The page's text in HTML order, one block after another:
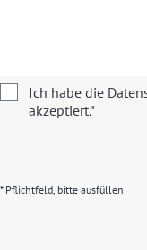
Ich habe die
akzeptiert.*
* Pflichtfeld, bitte ausfüllen